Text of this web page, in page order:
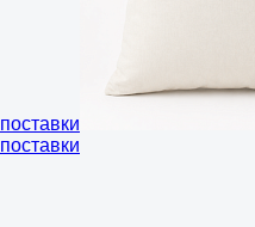
поставки
поставки